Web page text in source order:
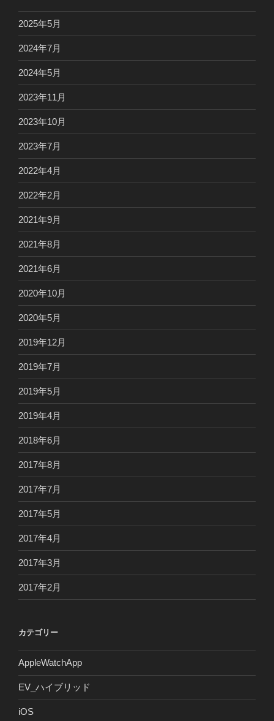
2025年5月
2024年7月
2024年5月
2023年11月
2023年10月
2023年7月
2022年4月
2022年2月
2021年9月
2021年8月
2021年6月
2020年10月
2020年5月
2019年12月
2019年7月
2019年5月
2019年4月
2018年6月
2017年8月
2017年7月
2017年5月
2017年4月
2017年3月
2017年2月
カテゴリー
AppleWatchApp
EV_ハイブリッド
iOS